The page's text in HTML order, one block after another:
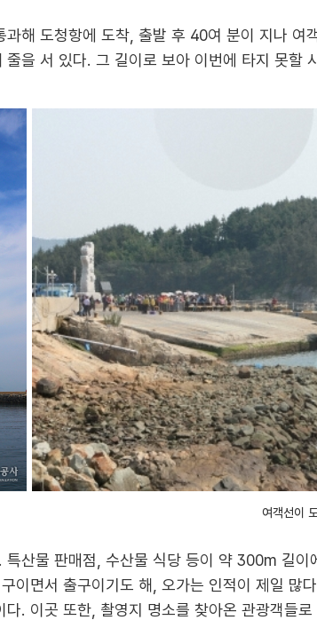
해 도청항에 도착, 출발 후 40여 분이 지나 여
을 서 있다. 그 길이로 보아 이번에 타지 못할
여객선이
산물 판매점, 수산물 식당 등이 약 300m 길
이면서 출구이기도 해, 오가는 인적이 제일 많
. 이곳 또한, 촬영지 명소를 찾아온 관광객들